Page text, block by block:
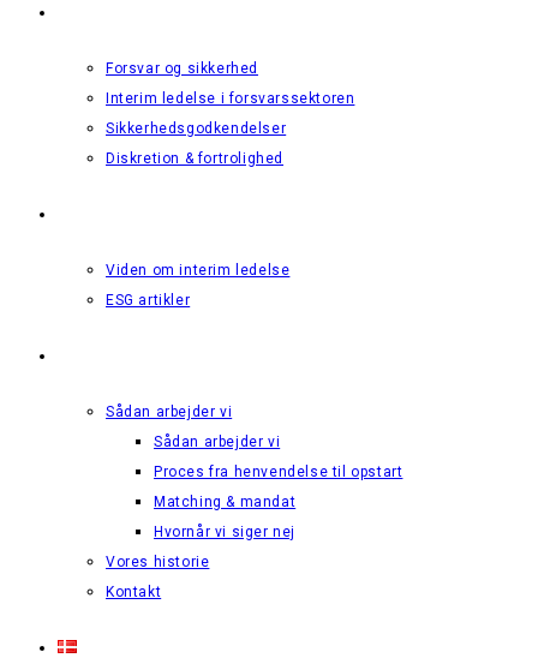
Forsvar og sikkerhed
Interim ledelse i forsvarssektoren
Sikkerhedsgodkendelser
Diskretion & fortrolighed
Viden om interim ledelse
ESG artikler
Sådan arbejder vi
Sådan arbejder vi
Proces fra henvendelse til opstart
Matching & mandat
Hvornår vi siger nej
Vores historie
Kontakt